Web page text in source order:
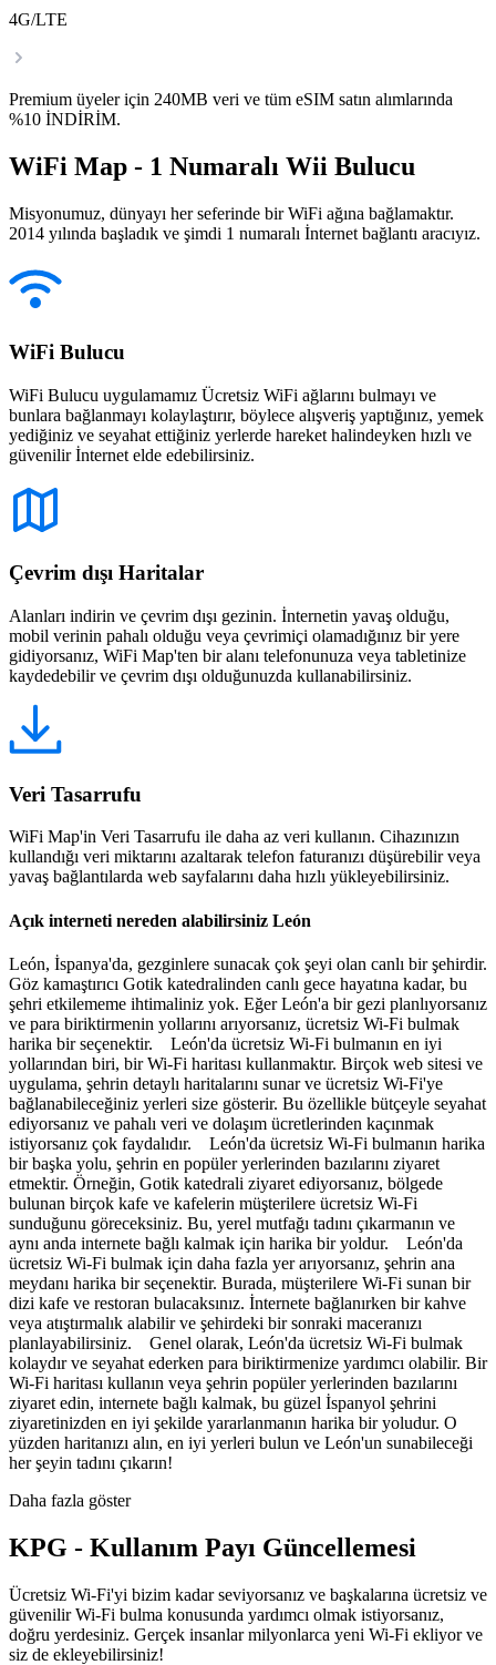
4G/LTE
Premium üyeler için 240MB veri ve tüm eSIM satın alımlarında
%10 İNDİRİM.
WiFi Map - 1 Numaralı Wii Bulucu
Misyonumuz, dünyayı her seferinde bir WiFi ağına bağlamaktır.
2014 yılında başladık ve şimdi 1 numaralı İnternet bağlantı aracıyız.
WiFi Bulucu
WiFi Bulucu uygulamamız Ücretsiz WiFi ağlarını bulmayı ve
bunlara bağlanmayı kolaylaştırır, böylece alışveriş yaptığınız, yemek
yediğiniz ve seyahat ettiğiniz yerlerde hareket halindeyken hızlı ve
güvenilir İnternet elde edebilirsiniz.
Çevrim dışı Haritalar
Alanları indirin ve çevrim dışı gezinin. İnternetin yavaş olduğu,
mobil verinin pahalı olduğu veya çevrimiçi olamadığınız bir yere
gidiyorsanız, WiFi Map'ten bir alanı telefonunuza veya tabletinize
kaydedebilir ve çevrim dışı olduğunuzda kullanabilirsiniz.
Veri Tasarrufu
WiFi Map'in Veri Tasarrufu ile daha az veri kullanın. Cihazınızın
kullandığı veri miktarını azaltarak telefon faturanızı düşürebilir veya
yavaş bağlantılarda web sayfalarını daha hızlı yükleyebilirsiniz.
Açık interneti nereden alabilirsiniz León
León, İspanya'da, gezginlere sunacak çok şeyi olan canlı bir şehirdir.
Göz kamaştırıcı Gotik katedralinden canlı gece hayatına kadar, bu
şehri etkilememe ihtimaliniz yok. Eğer León'a bir gezi planlıyorsanız
ve para biriktirmenin yollarını arıyorsanız, ücretsiz Wi-Fi bulmak
harika bir seçenektir. León'da ücretsiz Wi-Fi bulmanın en iyi
yollarından biri, bir Wi-Fi haritası kullanmaktır. Birçok web sitesi ve
uygulama, şehrin detaylı haritalarını sunar ve ücretsiz Wi-Fi'ye
bağlanabileceğiniz yerleri size gösterir. Bu özellikle bütçeyle seyahat
ediyorsanız ve pahalı veri ve dolaşım ücretlerinden kaçınmak
istiyorsanız çok faydalıdır. León'da ücretsiz Wi-Fi bulmanın harika
bir başka yolu, şehrin en popüler yerlerinden bazılarını ziyaret
etmektir. Örneğin, Gotik katedrali ziyaret ediyorsanız, bölgede
bulunan birçok kafe ve kafelerin müşterilere ücretsiz Wi-Fi
sunduğunu göreceksiniz. Bu, yerel mutfağı tadını çıkarmanın ve
aynı anda internete bağlı kalmak için harika bir yoldur. León'da
ücretsiz Wi-Fi bulmak için daha fazla yer arıyorsanız, şehrin ana
meydanı harika bir seçenektir. Burada, müşterilere Wi-Fi sunan bir
dizi kafe ve restoran bulacaksınız. İnternete bağlanırken bir kahve
veya atıştırmalık alabilir ve şehirdeki bir sonraki maceranızı
planlayabilirsiniz. Genel olarak, León'da ücretsiz Wi-Fi bulmak
kolaydır ve seyahat ederken para biriktirmenize yardımcı olabilir. Bir
Wi-Fi haritası kullanın veya şehrin popüler yerlerinden bazılarını
ziyaret edin, internete bağlı kalmak, bu güzel İspanyol şehrini
ziyaretinizden en iyi şekilde yararlanmanın harika bir yoludur. O
yüzden haritanızı alın, en iyi yerleri bulun ve León'un sunabileceği
her şeyin tadını çıkarın!
Daha fazla göster
KPG - Kullanım Payı Güncellemesi
Ücretsiz Wi-Fi'yi bizim kadar seviyorsanız ve başkalarına ücretsiz ve
güvenilir Wi-Fi bulma konusunda yardımcı olmak istiyorsanız,
doğru yerdesiniz. Gerçek insanlar milyonlarca yeni Wi-Fi ekliyor ve
siz de ekleyebilirsiniz!